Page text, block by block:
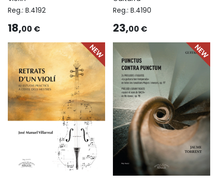
Reg.: B.4192
18,00 €
Reg.: B.4190
23,00 €